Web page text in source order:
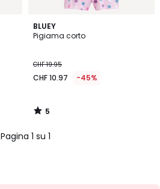
BLUEY
Pigiama corto
CHF 19.95
CHF 10.97 -45%
5
/
5
/
Pagina 1 su 1